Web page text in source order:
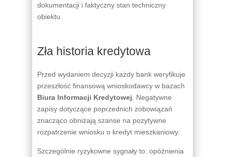
dokumentacji i faktyczny stan techniczny
obiektu.
Zła historia kredytowa
Przed wydaniem decyzji każdy bank weryfikuje
przeszłość finansową wnioskodawcy w bazach
Biura Informacji Kredytowej . Negatywne
zapisy dotyczące poprzednich zobowiązań
znacząco obniżają szanse na pozytywne
rozpatrzenie wniosku o kredyt mieszkaniowy.
Szczególnie ryzykowne sygnały to: opóźnienia